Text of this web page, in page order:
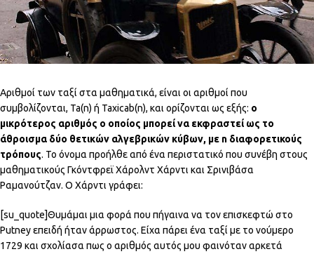
Αριθμοί των ταξί στα μαθηματικά, είναι οι αριθμοί που
συμβολίζονται, Ta(n) ή Taxicab(n), και ορίζονται ως εξής: ο
μικρότερος αριθμός ο οποίος μπορεί να εκφραστεί ως το
άθροισμα δύο θετικών αλγεβρικών κύβων, με n διαφορετικούς
τρόπους. Το όνομα προήλθε από ένα περιστατικό που συνέβη στους
μαθηματικούς Γκόντφρεϊ Χάρολντ Χάρντι και Σρινιβάσα
Ραμανούτζαν. Ο Χάρντι γράφει:
[su_quote]Θυμάμαι μια φορά που πήγαινα να τον επισκεφτώ στο
Putney επειδή ήταν άρρωστος. Είχα πάρει ένα ταξί με το νούμερο
1729 και σχολίασα πως ο αριθμός αυτός μου φαινόταν αρκετά